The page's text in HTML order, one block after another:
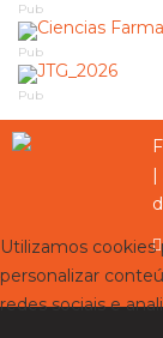
Pub
Pub
Pub
|
Utilizamos cookies
personalizar
redes sociais e